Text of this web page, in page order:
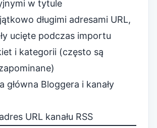
w tytule
długimi adresami URL,
ucięte podczas importu
i kategorii (często są
główna Bloggera i kanały
URL kanału RSS